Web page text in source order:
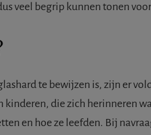
veel begrip kunnen tonen
te bewijzen is, zijn er
kinderen, die zich herinneren
en hoe ze leefden. Bij